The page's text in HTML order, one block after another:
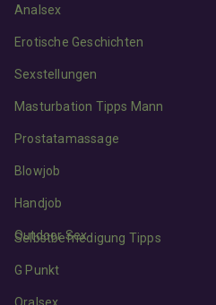
Analsex
Erotische Geschichten
Sexstellungen
Masturbation Tipps Mann
Prostatamassage
Blowjob
Handjob
Outdoor Sex
Selbstbefriedigung Tipps
G Punkt